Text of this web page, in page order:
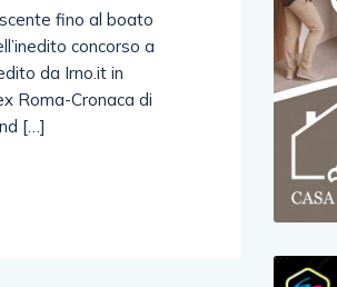
fino al boato
concorso a
da Irno.it in
Roma-Cronaca di
[…]